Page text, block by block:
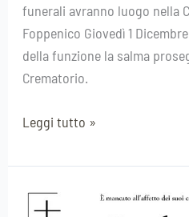
funerali avranno luogo nella
Foppenico Giovedì 1
della funzione la salma
Crematorio.
Leggi tutto »
Paolo